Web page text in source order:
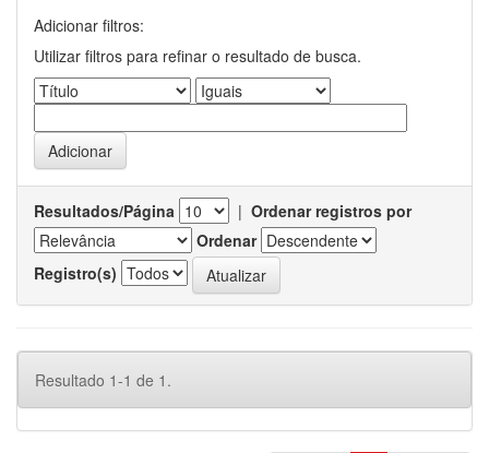
Adicionar filtros:
Utilizar filtros para refinar o resultado de busca.
Resultados/Página | Ordenar registros por
Ordenar
Registro(s)
Resultado 1-1 de 1.